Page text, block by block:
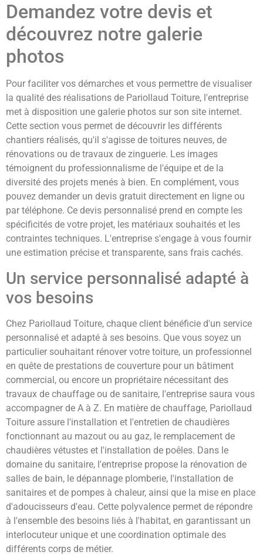
Demandez votre devis et
découvrez notre galerie
photos
Pour faciliter vos démarches et vous permettre de visualiser
la qualité des réalisations de Pariollaud Toiture, l'entreprise
met à disposition une galerie photos sur son site internet.
Cette section vous permet de découvrir les différents
chantiers réalisés, qu'il s'agisse de toitures neuves, de
rénovations ou de travaux de zinguerie. Les images
témoignent du professionnalisme de l'équipe et de la
diversité des projets menés à bien. En complément, vous
pouvez demander un devis gratuit directement en ligne ou
par téléphone. Ce devis personnalisé prend en compte les
spécificités de votre projet, les matériaux souhaités et les
contraintes techniques. L'entreprise s'engage à vous fournir
une estimation précise et transparente, sans frais cachés.
Un service personnalisé adapté à
vos besoins
Chez Pariollaud Toiture, chaque client bénéficie d'un service
personnalisé et adapté à ses besoins. Que vous soyez un
particulier souhaitant rénover votre toiture, un professionnel
en quête de prestations de couverture pour un bâtiment
commercial, ou encore un propriétaire nécessitant des
travaux de chauffage ou de sanitaire, l'entreprise saura vous
accompagner de A à Z. En matière de chauffage, Pariollaud
Toiture assure l'installation et l'entretien de chaudières
fonctionnant au mazout ou au gaz, le remplacement de
chaudières vétustes et l'installation de poêles. Dans le
domaine du sanitaire, l'entreprise propose la rénovation de
salles de bain, le dépannage plomberie, l'installation de
sanitaires et de pompes à chaleur, ainsi que la mise en place
d'adoucisseurs d'eau. Cette polyvalence permet de répondre
à l'ensemble des besoins liés à l'habitat, en garantissant un
interlocuteur unique et une coordination optimale des
différents corps de métier.